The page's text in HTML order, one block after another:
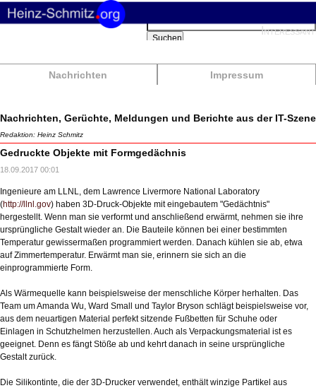
Nachrichten Impressum
Suchbegriffe
Suchen
Nachrichten, Gerüchte, Meldungen und Berichte aus der IT-Szene
Redaktion: Heinz Schmitz
Gedruckte Objekte mit Formgedächnis
18.09.2017 00:01
Ingenieure am LLNL, dem Lawrence Livermore National Laboratory
(http://llnl.gov) haben 3D-Druck-Objekte mit eingebautem "Gedächtnis"
hergestellt. Wenn man sie verformt und anschließend erwärmt, nehmen sie ihre
ursprüngliche Gestalt wieder an. Die Bauteile können bei einer bestimmten
Temperatur gewissermaßen programmiert werden. Danach kühlen sie ab, etwa
auf Zimmertemperatur. Erwärmt man sie, erinnern sie sich an die
einprogrammierte Form.
Als Wärmequelle kann beispielsweise der menschliche Körper herhalten. Das
Team um Amanda Wu, Ward Small und Taylor Bryson schlägt beispielsweise vor,
aus dem neuartigen Material perfekt sitzende Fußbetten für Schuhe oder
Einlagen in Schutzhelmen herzustellen. Auch als Verpackungsmaterial ist es
geeignet. Denn es fängt Stöße ab und kehrt danach in seine ursprüngliche
Gestalt zurück.
Die Silikontinte, die der 3D-Drucker verwendet, enthält winzige Partikel aus